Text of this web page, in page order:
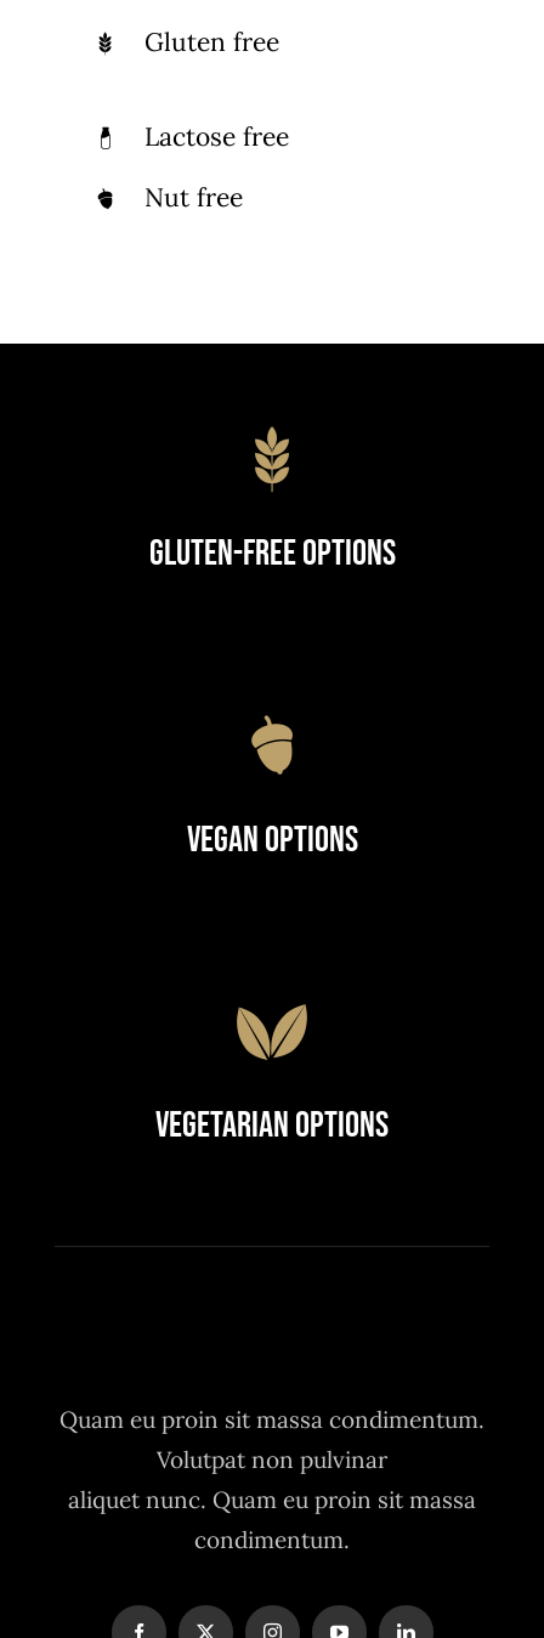
Gluten free
Lactose free
Nut free
Gluten-Free Options
Vegan Options
Vegetarian Options
Quam eu proin sit massa condimentum.
Volutpat non pulvinar
aliquet nunc. Quam eu proin sit massa
condimentum.